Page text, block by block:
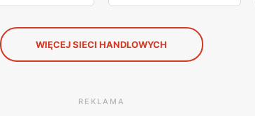
WIĘCEJ SIECI HANDLOWYCH
REKLAMA